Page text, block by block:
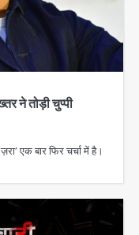
ने तोड़ी चुप्पी
एक बार फिर चर्चा में है।